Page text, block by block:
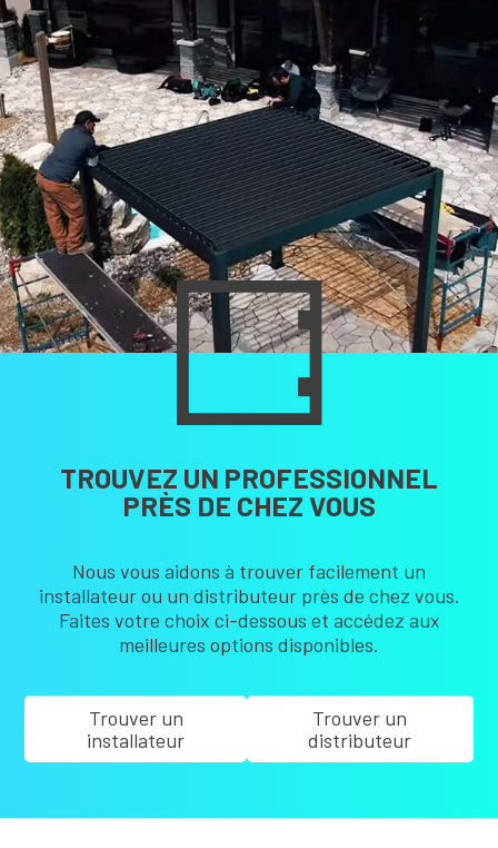
TROUVEZ UN PROFESSIONNEL
PRÈS DE CHEZ VOUS
Nous vous aidons à trouver facilement un
installateur ou un distributeur près de chez vous.
Faites votre choix ci-dessous et accédez aux
meilleures options disponibles.
Trouver un
installateur
Trouver un
distributeur